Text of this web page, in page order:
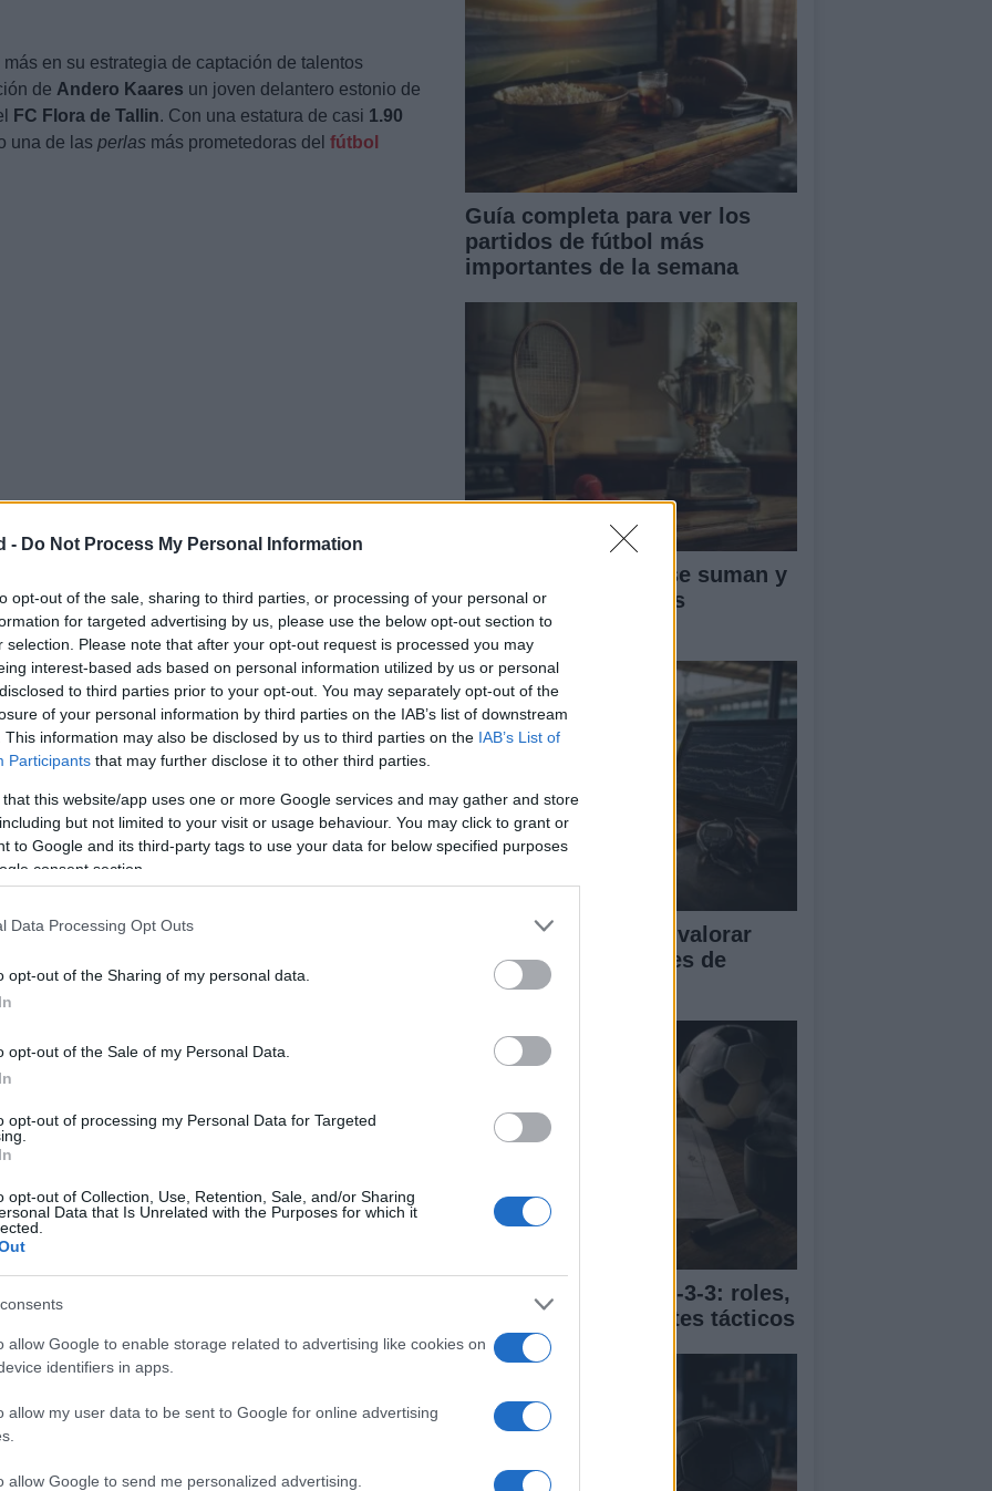
- Do Not Process My Personal Information
opt-out of the sale, sharing to third parties, or processing of your personal or
for targeted advertising by us, please use the below opt-out section to
selection. Please note that after your opt-out request is processed you may
interest-based ads based on personal information utilized by us or personal
to third parties prior to your opt-out. You may separately opt-out of the
of your personal information by third parties on the IAB’s list of downstream
This information may also be disclosed by us to third parties on the IAB’s List of
Participants that may further disclose it to other third parties.
that this website/app uses one or more Google services and may gather and store
but not limited to your visit or usage behaviour. You may click to grant or
to Google and its third-party tags to use your data for below specified purposes
consent section.
Data Processing Opt Outs
opt-out of the Sharing of my personal data.
opt-out of the Sale of my Personal Data.
opt-out of processing my Personal Data for Targeted
opt-out of Collection, Use, Retention, Sale, and/or Sharing
Data that Is Unrelated with the Purposes for which it
allow Google to enable storage related to advertising like cookies on
identifiers in apps.
allow my user data to be sent to Google for online advertising
allow Google to send me personalized advertising.
en su estrategia de captación de talentos
de Andero Kaares un joven delantero estonio de
FC Flora de Tallin. Con una estatura de casi 1.90
una de las perlas más prometedoras del fútbol
el fichaje del jugador, quien ha dejado una huella
su país. Su contribución en la pasada campaña,
la atención de los ojeadores del Villarreal, que
el futuro.
y peligroso en el área rival. Su participación en
de la selección estonia
Los analistas destacan su habilidad para realizar
piecaracterísticas que lo hacen destacar entre
Guía completa para ver los
partidos de fútbol más
importantes de la semana
Puntos ATP: cómo se suman y
defienden en el tenis
profesional
Métricas clave para valorar
amistosos y sesiones de
entrenamiento
Guía completa del 4-3-3: roles,
movimientos y ajustes tácticos